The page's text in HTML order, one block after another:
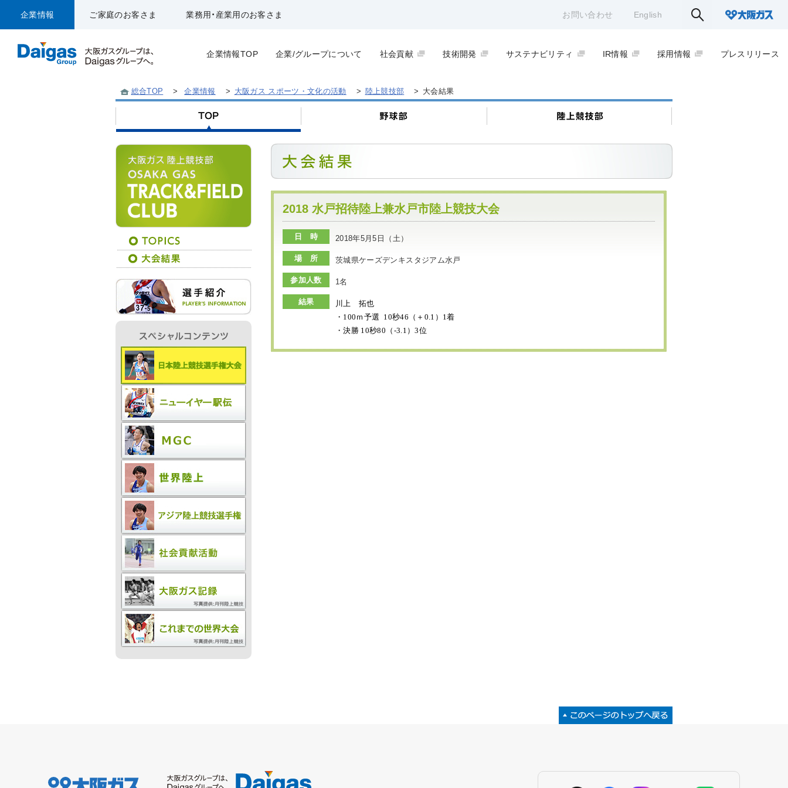
企業情報 ご家庭のお客さま 業務用・産業用のお客さま お問い合わせ English
企業情報TOP 企業/グループについて 社会貢献 技術開発 サステナビリティ IR情報 採用情報 プレスリリース
総合TOP > 企業情報 > 大阪ガス スポーツ・文化の活動 > 陸上競技部 > 大会結果
2018 水戸招待陸上兼水戸市陸上競技大会
日 時 2018年5月5日（土）
場 所 茨城県ケーズデンキスタジアム水戸
参加人数 1名
結果
川上 拓也
・100 ｍ 予選 10秒46（＋0.1）1着
・決勝 10秒80（‐3.1）3位